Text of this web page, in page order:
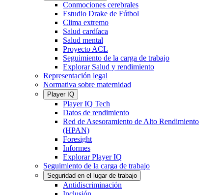
Conmociones cerebrales
Estudio Drake de Fútbol
Clima extremo
Salud cardíaca
Salud mental
Proyecto ACL
Seguimiento de la carga de trabajo
Explorar Salud y rendimiento
Representación legal
Normativa sobre maternidad
Player IQ
Player IQ Tech
Datos de rendimiento
Red de Asesoramiento de Alto Rendimiento
(HPAN)
Foresight
Informes
Explorar Player IQ
Seguimiento de la carga de trabajo
Seguridad en el lugar de trabajo
Antidiscriminación